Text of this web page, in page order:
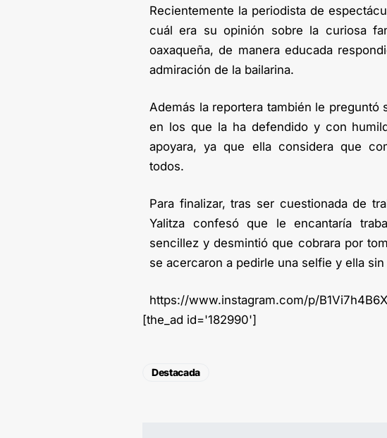
Recientemente la periodista de
cuál era su opinión sobre la curiosa
oaxaqueña, de manera educada
admiración de la bailarina.
Además la reportera también le
en los que la ha defendido y con
apoyara, ya que ella considera que
todos.
Para finalizar, tras ser cuestionada de
Yalitza confesó que le encantaría
sencillez y desmintió que cobrara por
se acercaron a pedirle una selfie y ella
https://www.instagram.com/p/
[the_ad id='182990']
Destacada